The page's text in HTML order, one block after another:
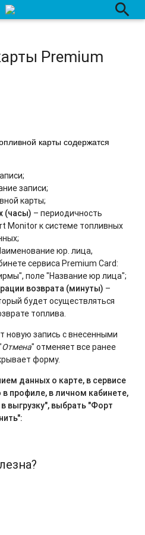
Card
search
Premium
карты содержатся
записи;
карты;
(часы) – периодичность
Monitor к системе топливных
юр. лица,
сервиса Premium Card:
поле "Название юр лица";
возврата (минуты) –
будет осуществляться
топлива.
новую запись с внесенными
Отмена" отменяет все ранее
форму.
данных о карте, в сервисе
профиле, в личном кабинете,
выгрузку", выбрать "Форт